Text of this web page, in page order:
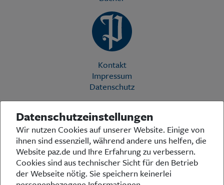
Kontakt
Impressum
Datenschutz
Die Preußische Allgemeine Zeitung (PAZ) ist eine einzigartige Stimme
in der deutschen Medienlandschaft. Woche für Woche berichtet sie
über das aktuelle Zeitgeschehen in Politik, Kultur und Wirtschaft und
bezieht zu den grundlegenden Entwicklungen unserer Gesellschaft
Stellung. In ihrer Arbeit fühlt sich die Redaktion dem traditionellen
preußischen Wertekanon verpflichtet: Das alte Preußen stand und
steht für religiöse und weltanschauliche Toleranz, für Heimatliebe
Datenschutzeinstellungen
Wir nutzen Cookies auf unserer Website. Einige von
ihnen sind essenziell, während andere uns helfen, die
Website paz.de und Ihre Erfahrung zu verbessern.
Cookies sind aus technischer Sicht für den Betrieb
der Webseite nötig. Sie speichern keinerlei